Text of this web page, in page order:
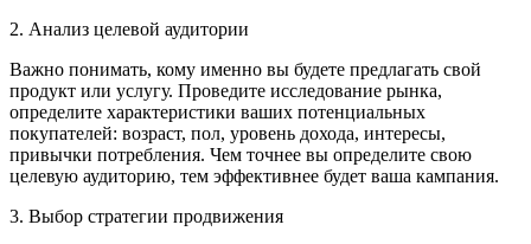
2. Анализ целевой аудитории
Важно понимать, кому именно вы будете предлагать свой
продукт или услугу. Проведите исследование рынка,
определите характеристики ваших потенциальных
покупателей: возраст, пол, уровень дохода, интересы,
привычки потребления. Чем точнее вы определите свою
целевую аудиторию, тем эффективнее будет ваша кампания.
3. Выбор стратегии продвижения